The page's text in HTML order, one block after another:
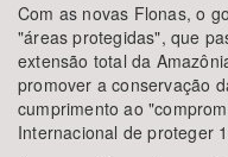
Com as novas Flonas, o
"áreas protegidas", que
extensão total da
promover a conservação
cumprimento ao
Internacional de proteger